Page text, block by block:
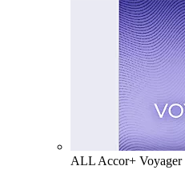
ALL Accor+ Voyager